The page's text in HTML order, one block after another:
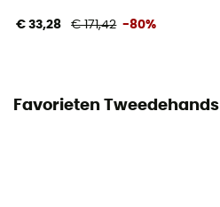
€ 33,28 € 171,42 -80%
Favorieten Tweedehands